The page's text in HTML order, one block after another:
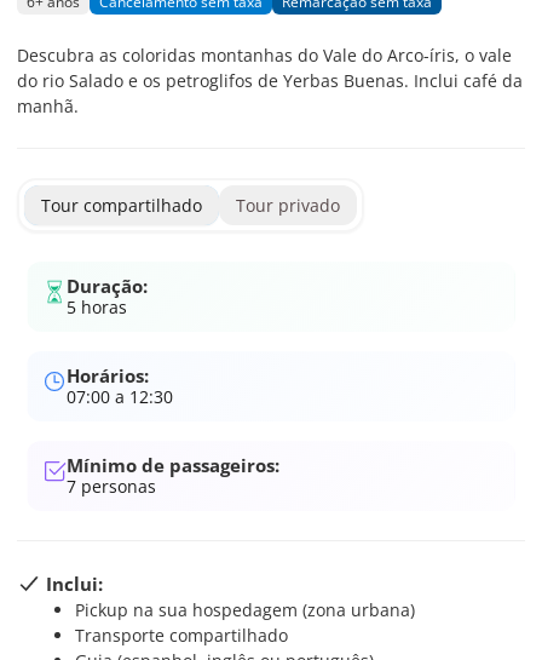
Descubra as coloridas montanhas do Vale do Arco-íris, o vale
do rio Salado e os petroglifos de Yerbas Buenas. Inclui café da
manhã.
Tour compartilhado Tour privado
Duração:
5 horas
Horários:
07:00 a 12:30
Mínimo de passageiros:
7 personas
Inclui:
Pickup na sua hospedagem (zona urbana)
Transporte compartilhado